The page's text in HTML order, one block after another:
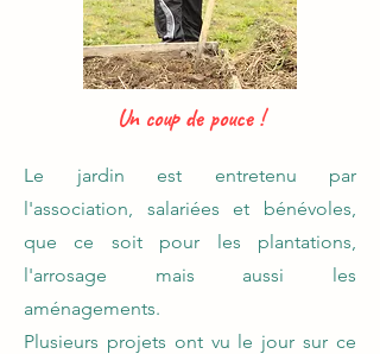
Un coup de pouce !
Le jardin est entretenu par
l'association, salariées et bénévoles,
que ce soit pour les plantations,
l'arrosage mais aussi les
aménagements.
Plusieurs projets ont vu le jour sur ce